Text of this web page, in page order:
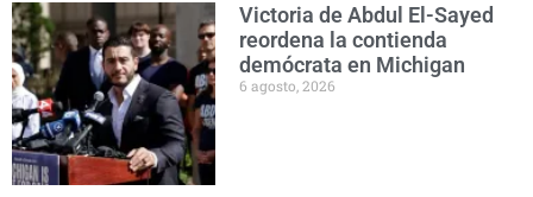
Victoria de Abdul El-Sayed
reordena la contienda
demócrata en Michigan
6 agosto, 2026